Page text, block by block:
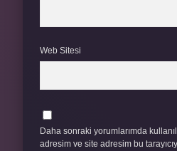
Web Sitesi
Daha sonraki yorumlarımda
adresim ve site adresim bu